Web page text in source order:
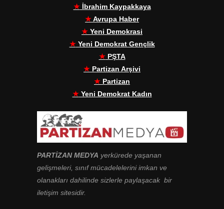
★İbrahim Kaypakkaya
★Avrupa Haber
★ Yeni Demokrasi
★Yeni Demokrat Gençlik
★PŞTA
★ Partizan Arşivi
★ Partizan
★Yeni Demokrat Kadın
PARTİZAN MEDYA yerkürede yaşanan
gelişmeleri, sınıf mücadelelerini imkan ve
olanakları dahilinde sizlerle paylaşacak bir
iletişim sitesidir.